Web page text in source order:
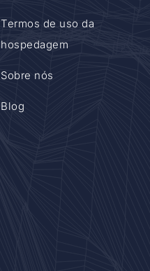
Termos de uso da
hospedagem
Sobre nós
Blog